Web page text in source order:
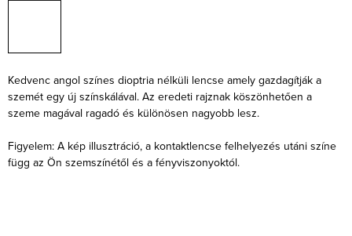
Kedvenc angol színes dioptria nélküli lencse amely gazdagítják a
szemét egy új színskálával. Az eredeti rajznak köszönhetően a
szeme magával ragadó és különösen nagyobb lesz.
Figyelem: A kép illusztráció, a kontaktlencse felhelyezés utáni színe
függ az Ön szemszínétől és a fényviszonyoktól.